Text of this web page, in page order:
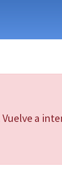
a